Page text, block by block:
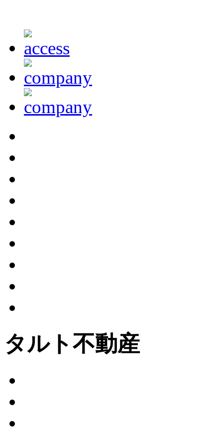
タルト不動産